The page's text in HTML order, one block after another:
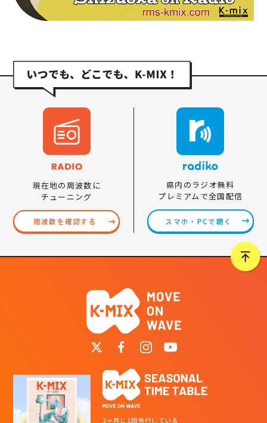
現在地の周波数に
チューニング
周波数を確認する
県内のラジオ無料
プレミアムで全国配信
スマホ・PCで聴く
3ヶ月に1回発行している